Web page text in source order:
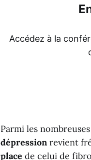
Accédez à la
Parmi les
dépressionrevient
place de celui de